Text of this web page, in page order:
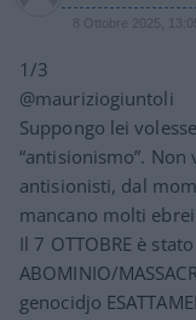
8 Ottobre 2025,
1/3
@mauriziogiuntoli
Suppongo lei
“antisionismo”. Non
antisionisti, dal
mancano molti
Il 7 OTTOBRE è
ABOMINIO/
genocidjo